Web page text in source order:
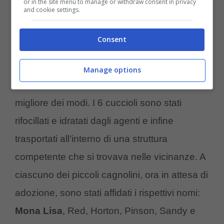
Amoreaquattrozampe.it)
Fortuitamente la vicenda si è conclusa nel
migliore dei modi. I 6 cuccioli sono stati
rifocillati e idratati dagli agenti e infine
trasportati all’interno di una struttura
competente che si trovava nelle vicinanze. A
ciascuno dei piccoli cagnolini, ora in attesa di
adozione, sono stati affidati i rispettivi nomi:
Mona Lisa, Red, Horton, Pinson, Sandy e
or in the site menu to manage or withdraw consent in privacy
and cookie settings.
Consent
Manage options